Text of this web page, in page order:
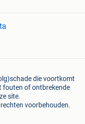
die voortkomt
fouten of ontbrekende
site.
voorbehouden.